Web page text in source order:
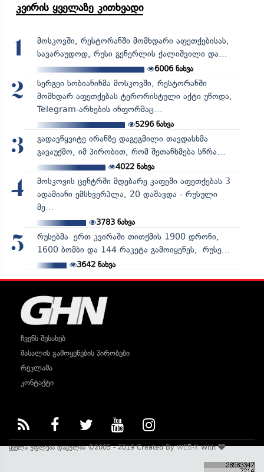
კვირის ყველაზე კითხვადი
1
მოსკოვში, რესტორანში მომხდარი აფეთქებისას,
სავარაუდოდ, რუსი გენერლის ქალიშვილი და...
6006ნახვა
2
სერგეი სობიანინმა მოსკოვში, რესტორანში
მომხდარ აფეთქებას ტერორისტული აქტი უწოდა,
Telegram-არხების ინფორმაც...
5296ნახვა
3
გადავწყვიტე ირანზე დაგეგმილი თავდასხმა
გავაუქმო, იმ პირობით, რომ შეთანხმება სწრა...
4022ნახვა
4
მოსკოვის ცენტრში მდებარე კაფეში აფეთქებას 3
ადამიანი ემსხვერპლა, 20 დაშავდა - რუსული
მე...
3783ნახვა
5
რუსებმა ერთ კვირაში თითქმის 1900 დრონი,
1600 ბომბი და 144 რაკეტა გამოიყენეს, რუსე...
3642ნახვა
ჩვენს შესახებ
მასალის გამოყენების პირობები
რეკლამა
კონტაქტი
ყველა უფლება დაცულია ©2005 - 2019 Created ByWEB-XWith